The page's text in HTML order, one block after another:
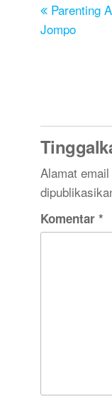
Parenting
Jompo
Alamat
Komentar *